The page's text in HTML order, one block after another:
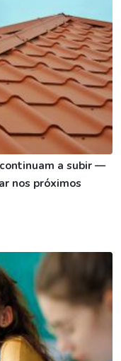
a subir —
nos próximos